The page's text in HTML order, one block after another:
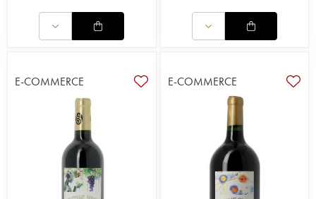
E-COMMERCE E-COMMERCE